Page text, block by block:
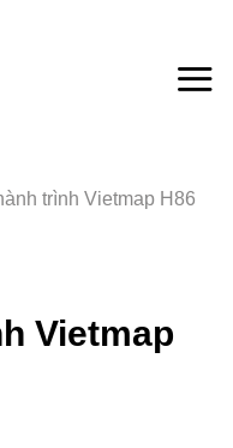
trình Vietmap H86
Vietmap